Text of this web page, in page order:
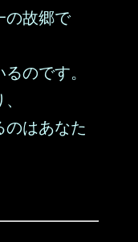
の故郷で
のです。
のはあなた